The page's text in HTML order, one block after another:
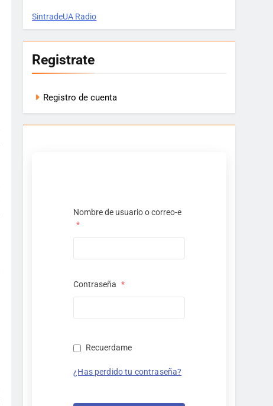
SintradeUA Radio
Registrate
Registro de cuenta
Nombre de usuario o correo-e
*
Contraseña *
Recuerdame
¿Has perdido tu contraseña?